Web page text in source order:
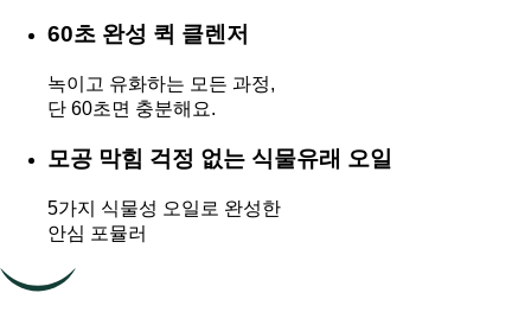
60초 완성 퀵 클렌저
녹이고 유화하는 모든 과정,
단 60초면 충분해요.
모공 막힘 걱정 없는 식물유래 오일
5가지 식물성 오일로 완성한
안심 포뮬러